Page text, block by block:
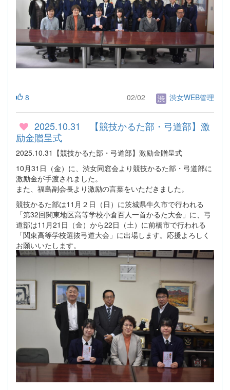
8 02/02 渋女WEB管理
2025.10.31 【競技かるた部・弓道部】激
励金贈呈式
2025.10.31【競技かるた部・弓道部】激励金贈呈式
10月31日（金）に、渋女同窓会より競技かるた部・弓道部に
激励金が手渡されました。
また、福島副会長より激励の言葉をいただきました。
競技かるた部は11月２日（日）に茨城県牛久市で行われる
「第32回関東地区高等学校小倉百人一首かるた大会」に、弓
道部は11月21日（金）から22日（土）に前橋市で行われる
「関東高等学校選抜弓道大会」に出場します。応援よろしく
お願いいたします。